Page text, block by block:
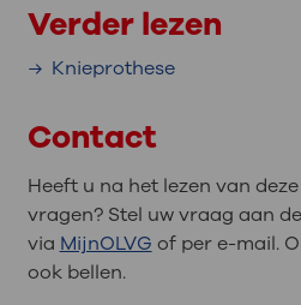
Verder lezen
Knieprothese
Contact
Heeft u na het lezen van
vragen? Stel uw vraag aan
via MijnOLVG of per e-mail.
ook bellen.